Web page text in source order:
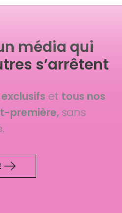
média qui
s’arrêtent
et tous nos
première, sans